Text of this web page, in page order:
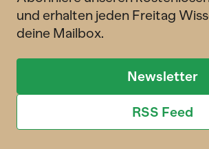
und erhalten jeden Freitag
deine Mailbox.
Newsletter
RSS Feed